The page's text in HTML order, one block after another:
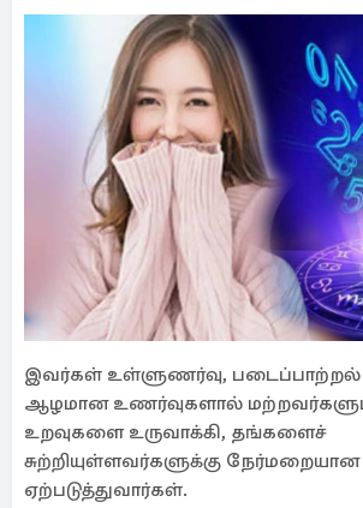
இவர்கள் உள்ளுணர்வு, படைப்பாற்றல்
ஆழமான உணர்வுகளால்
உறவுகளை உருவாக்கி, தங்களைச்
சுற்றியுள்ளவர்களுக்கு
ஏற்படுத்துவார்கள்.